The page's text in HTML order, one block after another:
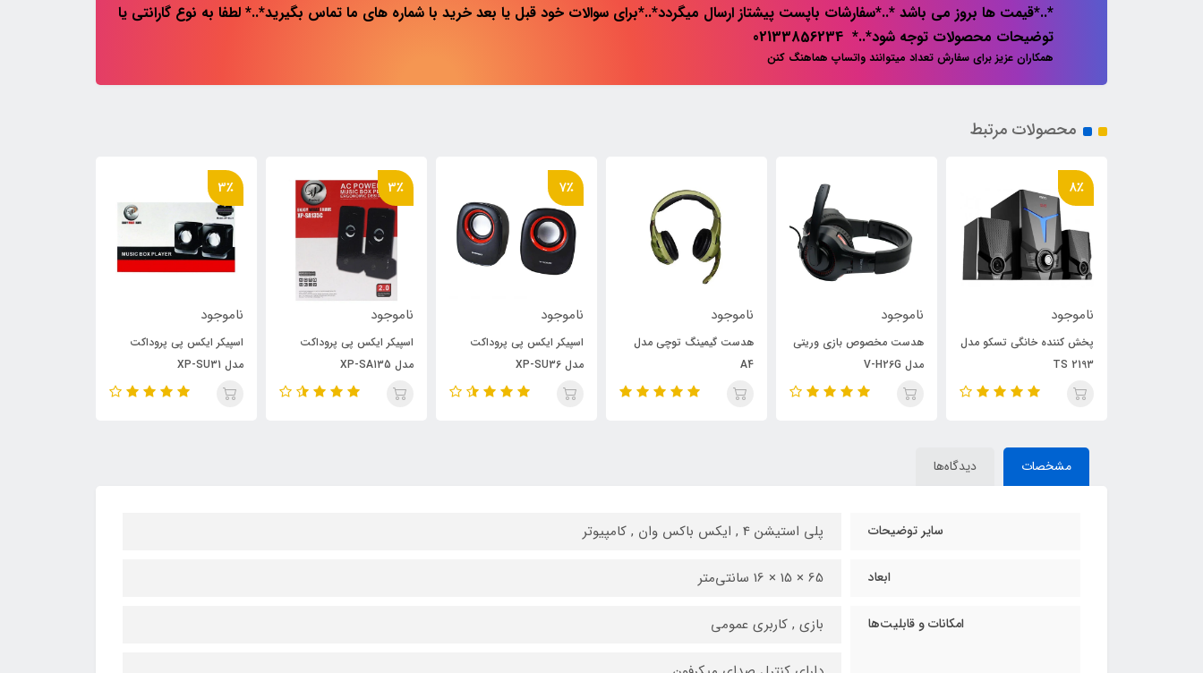
*..*قیمت ها بروز می باشد *..*سفارشات باپست پیشتاز ارسال میگردد*..*برای سوالات خود قبل یا بعد خرید با شماره های ما تماس بگیرید*..* لطفا به نوع گارانتی یا
توضیحات محصولات توجه شود*..* 02133856234
همکاران عزیز برای سفارش تعداد میتوانند واتساپ هماهنگ کنن
محصولات مرتبط
8٪
ناموجود
پخش کننده خانگی تسکو مدل
TS 2193
ناموجود
هدست مخصوص بازی وریتی
مدل V-H26G
ناموجود
هدست گیمینگ توچی مدل
A4
7٪
ناموجود
اسپیکر ایکس پی پروداکت
مدل XP-SU36
3٪
ناموجود
اسپیکر ایکس پی پروداکت
مدل XP-SA135
3٪
ناموجود
اسپیکر ایکس پی پروداکت
مدل XP-SU31
مشخصات دیدگاه‌ها
سایر توضیحات پلی استیشن 4 , ایکس باکس وان , کامپیوتر
ابعاد 65 × 15 × 16 سانتی‌متر
امکانات و قابلیت‌ها بازی , کاربری عمومی